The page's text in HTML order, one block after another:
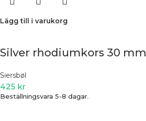
Lägg till i varukorg
Silver rhodiumkors 30 mm
Siersbøl
425 kr
Beställningsvara 5-8 dagar.